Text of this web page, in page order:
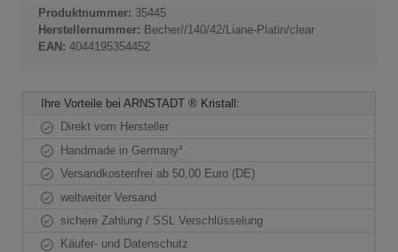
Produktnummer: 35445
Herstellernummer: Becher//140/42/Liane-Platin/clear
EAN:4044195354452
Ihre Vorteile bei ARNSTADT ® Kristall:
Direkt vom Hersteller
Handmade in Germany³
Versandkostenfrei ab 50,00 Euro (DE)
weltweiter Versand
sichere Zahlung / SSL Verschlüsselung
Käufer- und Datenschutz